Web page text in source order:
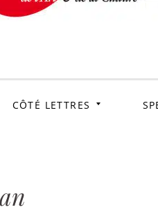
CÔTÉ LETTRES